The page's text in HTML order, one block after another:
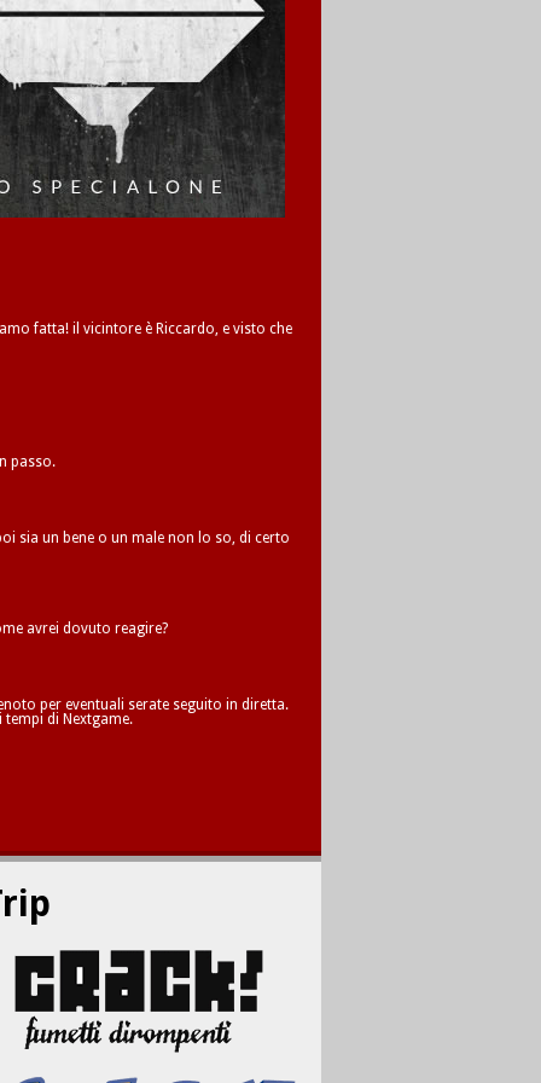
fatta! il vicintore è Riccardo, e visto che
passo.
sia un bene o un male non lo so, di certo
avrei dovuto reagire?
per eventuali serate seguito in diretta.
di Nextgame.